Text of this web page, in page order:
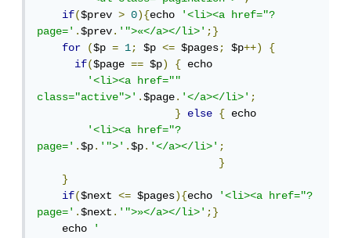
if($prev > 0){echo '<li><a href="?
page='.$prev.'">«</a></li>';}
for
($p = 1; $p <= $pages; $p++)
{
if($page == $p) { echo
'<li><a href=""
class="active">'.$page.'</a></li>';
}
else { echo
'<li><a href="?
page='.$p.'">'.$p.'</a></li>';
}
}
if($next <= $pages){echo '<li><a href="?
page='.$next.'">»</a></li>';}
    echo
'